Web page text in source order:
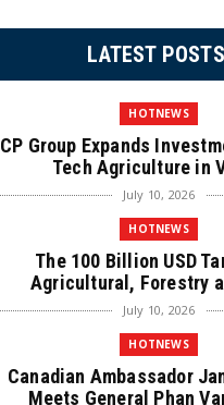
LATEST POSTS
HOTNEWS
CP Group Expands
Tech Agriculture in
July 10, 2026
HOTNEWS
The 100 Billion USD
Agricultural, Forestry
July 10, 2026
HOTNEWS
Canadian Ambassador
Meets General Phan